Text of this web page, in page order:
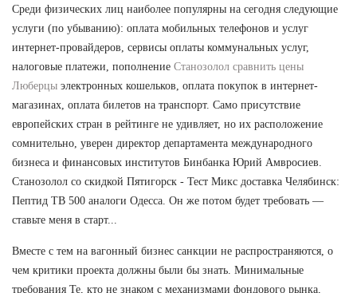
Среди физических лиц наиболее популярны на сегодня следующие
услуги (по убыванию): оплата мобильных телефонов и услуг
интернет-провайдеров, сервисы оплаты коммунальных услуг,
налоговые платежи, пополнение Станозолол сравнить цены
Люберцы электронных кошельков, оплата покупок в интернет-
магазинах, оплата билетов на транспорт. Само присутствие
европейских стран в рейтинге не удивляет, но их расположение
сомнительно, уверен директор департамента международного
бизнеса и финансовых институтов Бинбанка Юрий Амвросиев.
Станозолол со скидкой Пятигорск - Тест Микс доставка Челябинск:
Пептид TB 500 аналоги Одесса. Он же потом будет требовать —
ставьте меня в старт...
Вместе с тем на вагонный бизнес санкции не распространяются, о
чем критики проекта должны были бы знать. Минимальные
требования Те, кто не знаком с механизмами фондового рынка,